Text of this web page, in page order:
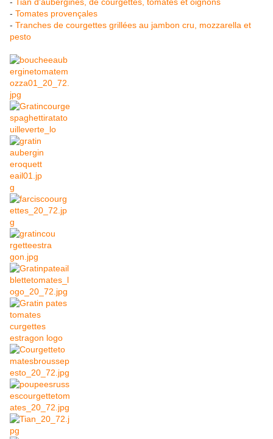
- Tomates provençales
- Tranches de courgettes grillées au jambon cru, mozzarella et
pesto